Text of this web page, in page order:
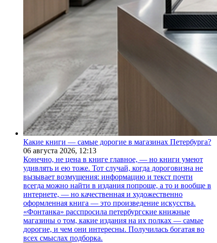
Какие книги — самые дорогие в магазинах Петербурга?
06 августа 2026, 12:13
Конечно, не цена в книге главное, — но книги умеют
удивлять и ею тоже. Тот случай, когда дороговизна не
вызывает возмущения: информацию и текст почти
всегда можно найти в издания попроще, а то и вообще в
интернете, — но качественная и художественно
оформленная книга — это произведение искусства.
«Фонтанка» расспросила петербургские книжные
магазины о том, какие издания на их полках — самые
дорогие, и чем они интересны. Получилась богатая во
всех смыслах подборка.